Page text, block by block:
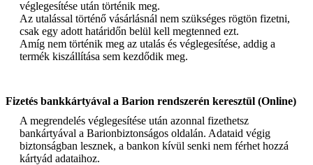
véglegesítése után történik meg.
Az utalással történő vásárlásnál nem szükséges rögtön fizetni,
csak egy adott határidőn belül kell megtenned ezt.
Amíg nem történik meg az utalás és véglegesítése, addig a
termék kiszállítása sem kezdődik meg.
Fizetés bankkártyával a Barion rendszerén keresztül (Online)
A megrendelés véglegesítése után azonnal fizethetsz
bankártyával a Barionbiztonságos oldalán. Adataid végig
biztonságban lesznek, a bankon kívül senki nem férhet hozzá
kártyád adataihoz.